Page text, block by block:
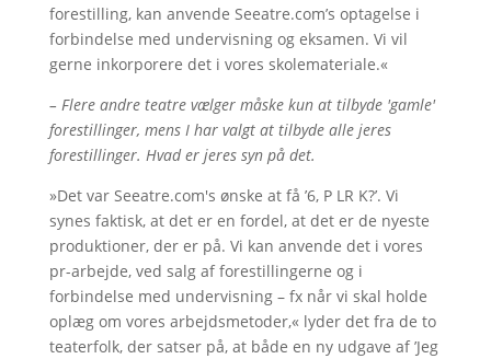
forestilling, kan anvende Seeatre.com’s optagelse i
forbindelse med undervisning og eksamen. Vi vil
gerne inkorporere det i vores skolemateriale.«
– Flere andre teatre vælger måske kun at tilbyde 'gamle'
forestillinger, mens I har valgt at tilbyde alle jeres
forestillinger. Hvad er jeres syn på det.
»Det var Seeatre.com's ønske at få ’6, P LR K?’. Vi
synes faktisk, at det er en fordel, at det er de nyeste
produktioner, der er på. Vi kan anvende det i vores
pr-arbejde, ved salg af forestillingerne og i
forbindelse med undervisning – fx når vi skal holde
oplæg om vores arbejdsmetoder,« lyder det fra de to
teaterfolk, der satser på, at både en ny udgave af ’Jeg